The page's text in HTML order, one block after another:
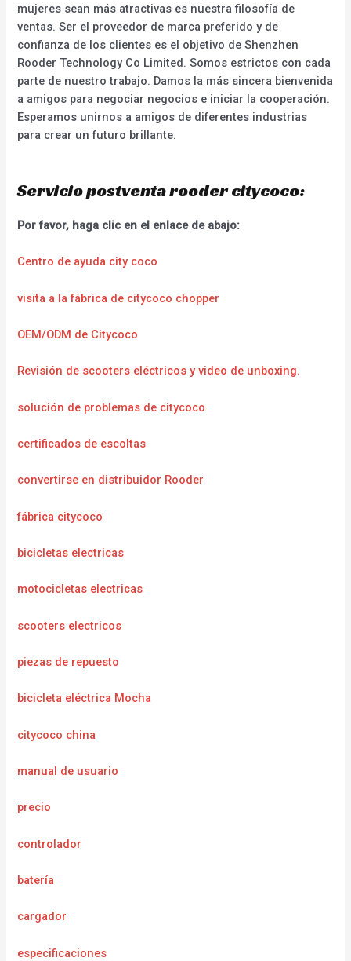
mujeres sean más atractivas es nuestra filosofía de
ventas. Ser el proveedor de marca preferido y de
confianza de los clientes es el objetivo de Shenzhen
Rooder Technology Co Limited. Somos estrictos con cada
parte de nuestro trabajo. Damos la más sincera bienvenida
a amigos para negociar negocios e iniciar la cooperación.
Esperamos unirnos a amigos de diferentes industrias
para crear un futuro brillante.
Servicio postventa rooder citycoco:
Por favor, haga clic en el enlace de abajo:
Centro de ayuda city coco
visita a la fábrica de citycoco chopper
OEM/ODM de Citycoco
Revisión de scooters eléctricos y video de unboxing.
solución de problemas de citycoco
certificados de escoltas
convertirse en distribuidor Rooder
fábrica citycoco
bicicletas electricas
motocicletas electricas
scooters electricos
piezas de repuesto
bicicleta eléctrica Mocha
citycoco china
manual de usuario
precio
controlador
batería
cargador
especificaciones